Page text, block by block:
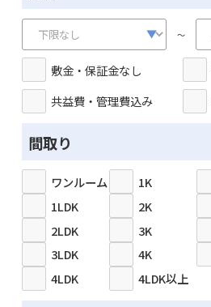
～
敷金・保証金なし
共益費・管理費込み
間取り
ワンルーム 1K
1LDK
2K
2LDK
3K
3LDK
4K
4LDK
4LDK以上